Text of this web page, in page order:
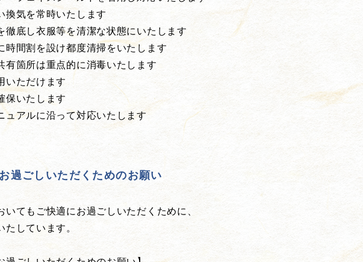
気を常時いたします
底し衣服等を清潔な状態にいたします
間割を設け都度清掃をいたします
箇所は重点的に消毒いたします
いただけます
保いたします
アルに沿って対応いたします
過ごしいただくためのお願い
いてもご快適にお過ごしいただくために、
たしています。